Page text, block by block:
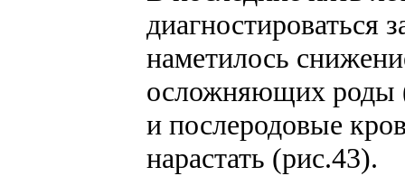
диагностироваться
наметилось
осложняющих роды
и послеродовые
нарастать (рис.43).